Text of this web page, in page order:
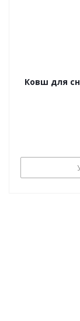
Ковш для